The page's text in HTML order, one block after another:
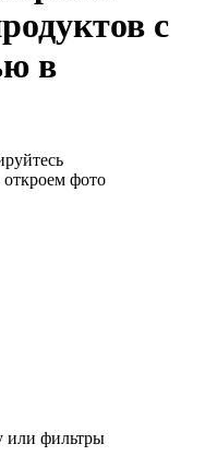
с
в
фото
или фильтры